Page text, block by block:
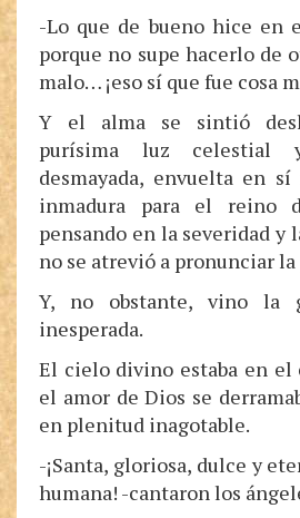
-Lo que de bueno hice en
porque no supe hacerlo de
malo… ¡eso sí que fue cosa
Y el alma se sintió
purísima luz celestial
desmayada, envuelta en sí
inmadura para el reino
pensando en la severidad y
no se atrevió a pronunciar la
Y, no obstante, vino la
inesperada.
El cielo divino estaba en el
el amor de Dios se
en plenitud inagotable.
-¡Santa, gloriosa, dulce y
humana! -cantaron los